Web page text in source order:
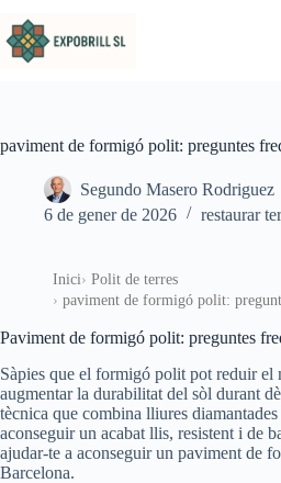
paviment de formigó polit: preguntes
Segundo Masero Rodriguez
6 de gener de 2026
restaurar
Inici
Polit de terres
paviment de formigó polit:
Paviment de formigó polit: preguntes
Sàpies que el formigó polit pot reduir el
augmentar la durabilitat del sòl durant
tècnica que combina lliures
aconseguir un acabat llis, resistent i de
ajudar-te a aconseguir un paviment de
Barcelona.